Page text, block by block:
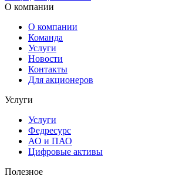
О компании
О компании
Команда
Услуги
Новости
Контакты
Для акционеров
Услуги
Услуги
Федресурс
АО и ПАО
Цифровые активы
Полезное